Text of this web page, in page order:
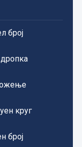
број
круг
број